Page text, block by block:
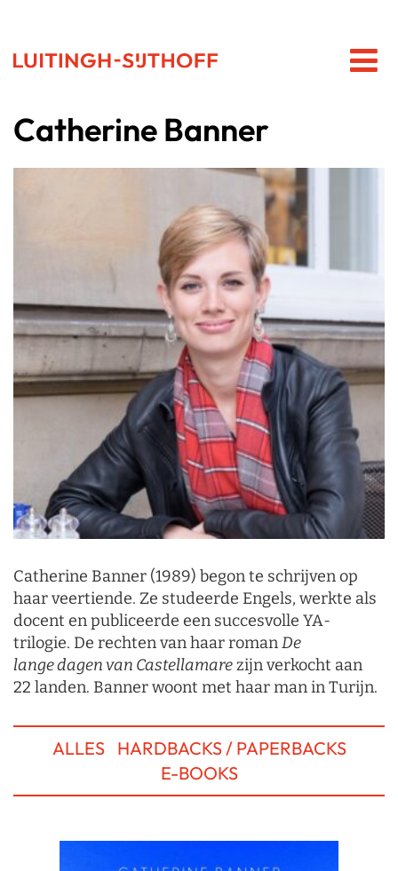
Catherine Banner
Catherine Banner (1989) begon te schrijven op
haar veertiende. Ze studeerde Engels, werkte als
docent en publiceerde een succesvolle YA-
trilogie. De rechten van haar romanDe
langedagen van Castellamarezijn verkocht aan
22 landen. Banner woont met haar man in Turijn.
ALLES
HARDBACKS / PAPERBACKS
E-BOOKS